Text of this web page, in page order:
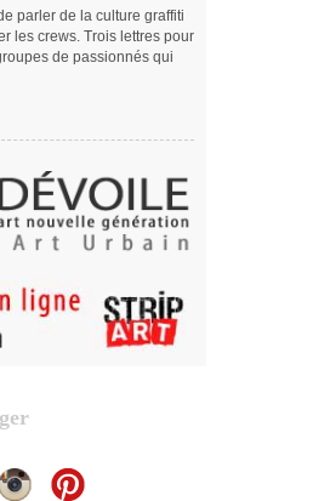
parler de la culture graffiti
les crews. Trois lettres pour
de passionnés qui